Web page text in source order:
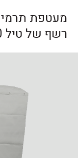
מעטפת
רשף של טיל 1200°C \ 20 דק'.